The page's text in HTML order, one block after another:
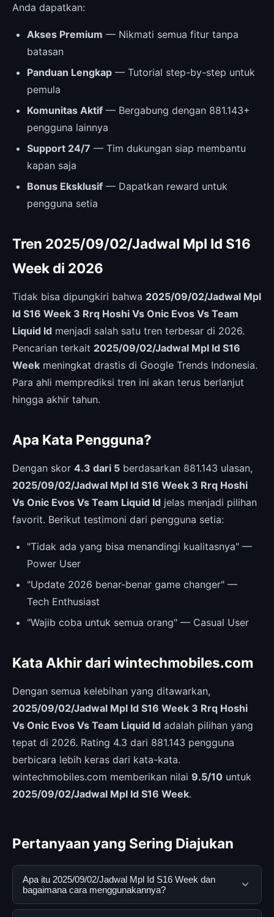
Anda dapatkan:
Akses Premium — Nikmati semua fitur tanpa
batasan
Panduan Lengkap — Tutorial step-by-step untuk
pemula
Komunitas Aktif — Bergabung dengan 881.143+
pengguna lainnya
Support 24/7 — Tim dukungan siap membantu
kapan saja
Bonus Eksklusif — Dapatkan reward untuk
pengguna setia
Tren 2025/09/02/Jadwal Mpl Id S16
Week di 2026
Tidak bisa dipungkiri bahwa 2025/09/02/Jadwal Mpl
Id S16 Week 3 Rrq Hoshi Vs Onic Evos Vs Team
Liquid Id menjadi salah satu tren terbesar di 2026.
Pencarian terkait 2025/09/02/Jadwal Mpl Id S16
Week meningkat drastis di Google Trends Indonesia.
Para ahli memprediksi tren ini akan terus berlanjut
hingga akhir tahun.
Apa Kata Pengguna?
Dengan skor 4.3 dari 5 berdasarkan 881.143 ulasan,
2025/09/02/Jadwal Mpl Id S16 Week 3 Rrq Hoshi
Vs Onic Evos Vs Team Liquid Id jelas menjadi pilihan
favorit. Berikut testimoni dari pengguna setia:
"Tidak ada yang bisa menandingi kualitasnya" —
Power User
"Update 2026 benar-benar game changer" —
Tech Enthusiast
"Wajib coba untuk semua orang" — Casual User
Kata Akhir dari wintechmobiles.com
Dengan semua kelebihan yang ditawarkan,
2025/09/02/Jadwal Mpl Id S16 Week 3 Rrq Hoshi
Vs Onic Evos Vs Team Liquid Id adalah pilihan yang
tepat di 2026. Rating 4.3 dari 881.143 pengguna
berbicara lebih keras dari kata-kata.
wintechmobiles.com memberikan nilai 9.5/10 untuk
2025/09/02/Jadwal Mpl Id S16 Week.
Pertanyaan yang Sering Diajukan
Apa itu 2025/09/02/Jadwal Mpl Id S16 Week dan
bagaimana cara menggunakannya?